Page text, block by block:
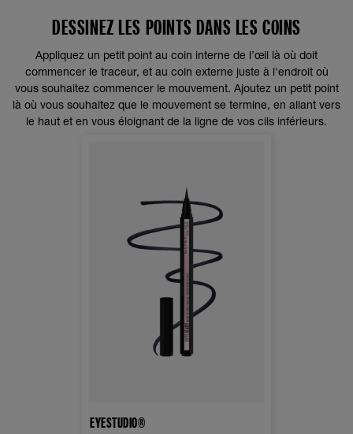
DESSINEZ LES POINTS DANS LES COINS
Appliquez un petit point au coin interne de l’œil là où doit
commencer le traceur, et au coin externe juste à l'endroit où
vous souhaitez commencer le mouvement. Ajoutez un petit point
là où vous souhaitez que le mouvement se termine, en allant vers
le haut et en vous éloignant de la ligne de vos cils inférieurs.
EYESTUDIO®